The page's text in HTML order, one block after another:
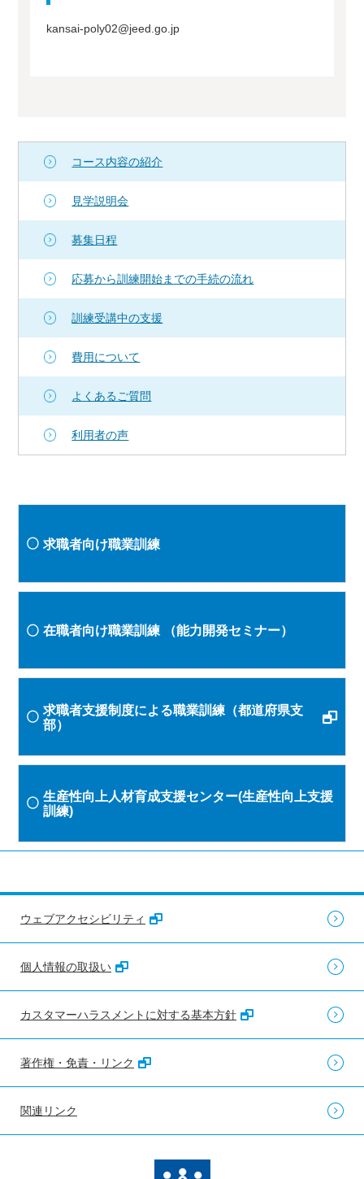
kansai-poly02@jeed.go.jp
コース内容の紹介
見学説明会
募集日程
応募から訓練開始までの手続の流れ
訓練受講中の支援
費用について
よくあるご質問
利用者の声
求職者向け職業訓練
在職者向け職業訓練 （能力開発セミナー）
求職者支援制度による職業訓練（都道府県支
部）
生産性向上人材育成支援センター(生産性向上支援
訓練)
ウェブアクセシビリティ
個人情報の取扱い
カスタマーハラスメントに対する基本方針
著作権・免責・リンク
関連リンク